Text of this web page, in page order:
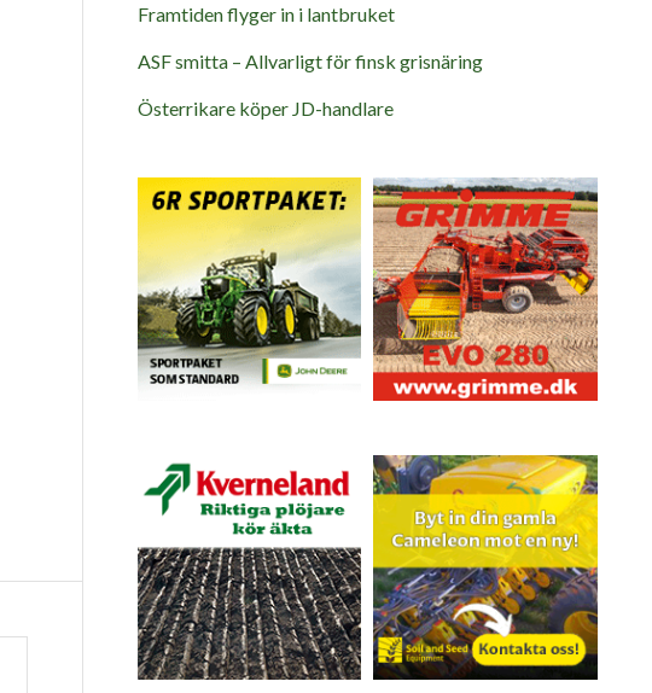
Framtiden flyger in i lantbruket
ASF smitta – Allvarligt för finsk grisnäring
Österrikare köper JD-handlare